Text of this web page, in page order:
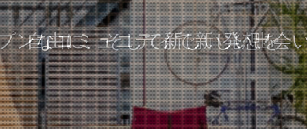
Yesを積み重ねる
ンなコミュニティで新しい出会
自由に、そして新しい発想を